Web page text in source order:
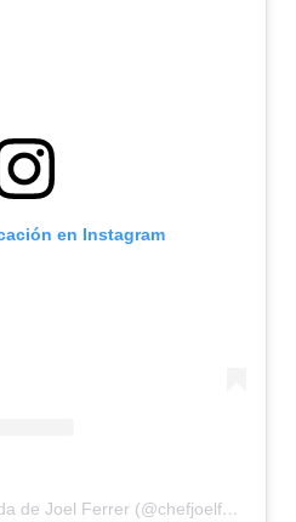
en Instagram
Una publicación compartida de Joel Ferrer (@chefjoelferrer44)